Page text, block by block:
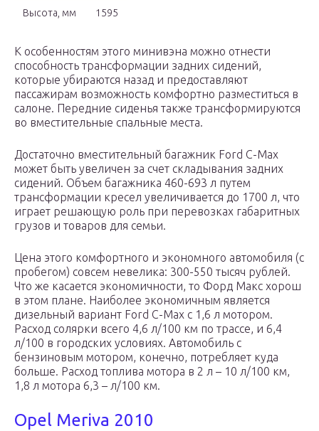
Высота, мм 1595
К особенностям этого минивэна можно отнести
способность трансформации задних сидений,
которые убираются назад и предоставляют
пассажирам возможность комфортно разместиться в
салоне. Передние сиденья также трансформируются
во вместительные спальные места.
Достаточно вместительный багажник Ford C-Max
может быть увеличен за счет складывания задних
сидений. Объем багажника 460-693 л путем
трансформации кресел увеличивается до 1700 л, что
играет решающую роль при перевозках габаритных
грузов и товаров для семьи.
Цена этого комфортного и экономного автомобиля (с
пробегом) совсем невелика: 300-550 тысяч рублей.
Что же касается экономичности, то Форд Макс хорош
в этом плане. Наиболее экономичным является
дизельный вариант Ford C-Max с 1,6 л мотором.
Расход солярки всего 4,6 л/100 км по трассе, и 6,4
л/100 в городских условиях. Автомобиль с
бензиновым мотором, конечно, потребляет куда
больше. Расход топлива мотора в 2 л – 10 л/100 км,
1,8 л мотора 6,3 – л/100 км.
Opel Meriva 2010